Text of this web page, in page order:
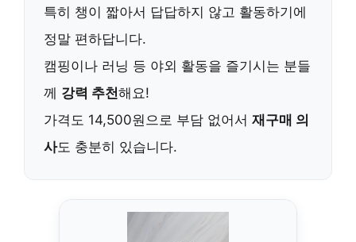
특히 챙이 짧아서 답답하지 않고 활동하기에
정말 편하답니다.
캠핑이나 러닝 등 야외 활동을 즐기시는 분들
께 강력 추천해요!
가격도 14,500원으로 부담 없어서 재구매 의
사도 충분히 있습니다.